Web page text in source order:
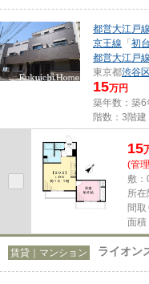
都営大江戸線
京王線 「初台
都営大江戸線
東京都渋谷
15万円
築年数：築6
階数：3階建
15
(管
敷：
所
間
面積
賃貸｜マンション ライオン